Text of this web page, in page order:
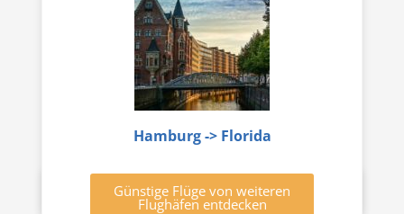
Hamburg -> Florida
Günstige Flüge von weiteren
Flughäfen entdecken